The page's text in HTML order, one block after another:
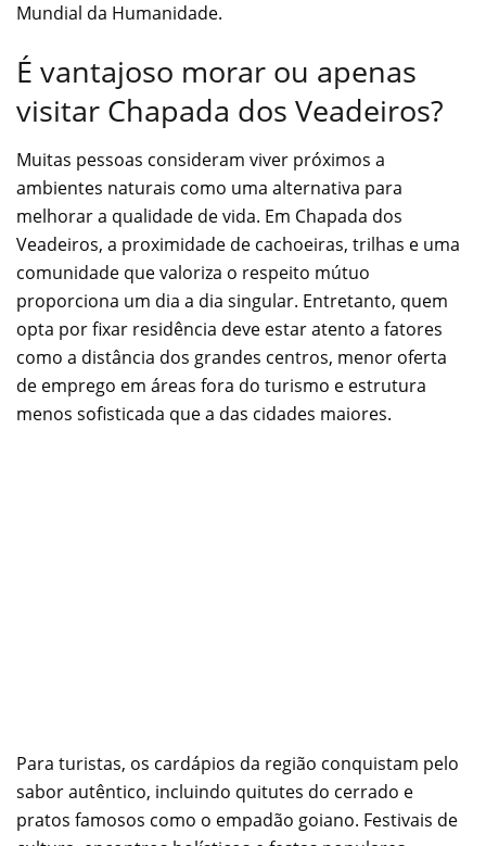
Mundial da Humanidade.
É vantajoso morar ou apenas
visitar Chapada dos Veadeiros?
Muitas pessoas consideram viver próximos a
ambientes naturais como uma alternativa para
melhorar a qualidade de vida. Em Chapada dos
Veadeiros, a proximidade de cachoeiras, trilhas e uma
comunidade que valoriza o respeito mútuo
proporciona um dia a dia singular. Entretanto, quem
opta por fixar residência deve estar atento a fatores
como a distância dos grandes centros, menor oferta
de emprego em áreas fora do turismo e estrutura
menos sofisticada que a das cidades maiores.
Para turistas, os cardápios da região conquistam pelo
sabor autêntico, incluindo quitutes do cerrado e
pratos famosos como o empadão goiano. Festivais de